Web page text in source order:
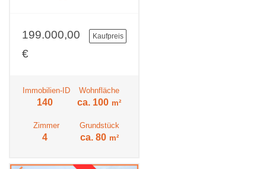
199.000,00
€
Kaufpreis
Immobilien-ID
140
Wohnfläche
ca. 100 m²
Zimmer
4
Grundstück
ca. 80 m²